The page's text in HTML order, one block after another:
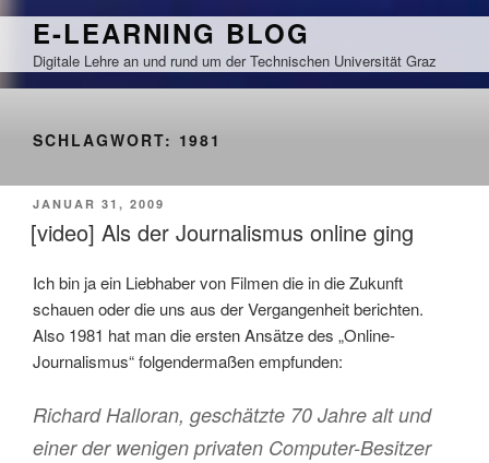
Zum
springen
E-LEARNING BLOG
Digitale Lehre an und rund um der Technischen Universität Graz
SCHLAGWORT: 1981
VERÖFFENTLICHT
AM
JANUAR 31, 2009
[video] Als der Journalismus online ging
Ich bin ja ein Liebhaber von Filmen die in die Zukunft
schauen oder die uns aus der Vergangenheit berichten.
Also 1981 hat man die ersten Ansätze des „Online-
Journalismus“ folgendermaßen empfunden:
Richard Halloran, geschätzte 70 Jahre alt und
einer der wenigen privaten Computer-Besitzer